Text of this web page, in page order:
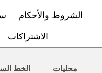
الشروط والأحكام
الاشتراكات
محليات الخط